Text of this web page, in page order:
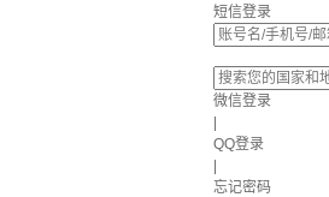
短信登录
微信登录
QQ登录
忘记密码